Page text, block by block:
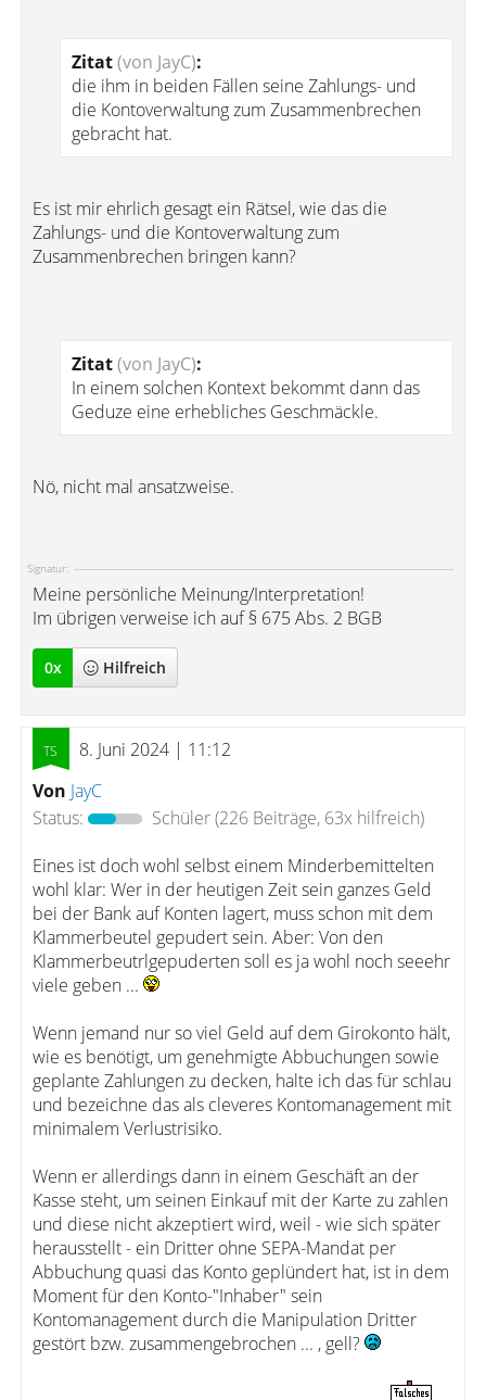
Zitat(von JayC):
die ihm in beiden Fällen seine Zahlungs- und
die Kontoverwaltung zum Zusammenbrechen
gebracht hat.
Es ist mir ehrlich gesagt ein Rätsel, wie das die
Zahlungs- und die Kontoverwaltung zum
Zusammenbrechen bringen kann?
Zitat(von JayC):
In einem solchen Kontext bekommt dann das
Geduze eine erhebliches Geschmäckle.
Nö, nicht mal ansatzweise.
Signatur:
Meine persönliche Meinung/Interpretation!
Im übrigen verweise ich auf § 675 Abs. 2 BGB
0x Hilfreich
8. Juni 2024 | 11:12
Von JayC
Status:
Schüler(226 Beiträge, 63x hilfreich)
Eines ist doch wohl selbst einem Minderbemittelten
wohl klar: Wer in der heutigen Zeit sein ganzes Geld
bei der Bank auf Konten lagert, muss schon mit dem
Klammerbeutel gepudert sein. Aber: Von den
Klammerbeutrlgepuderten soll es ja wohl noch seeehr
viele geben ...
Wenn jemand nur so viel Geld auf dem Girokonto hält,
wie es benötigt, um genehmigte Abbuchungen sowie
geplante Zahlungen zu decken, halte ich das für schlau
und bezeichne das als cleveres Kontomanagement mit
minimalem Verlustrisiko.
Wenn er allerdings dann in einem Geschäft an der
Kasse steht, um seinen Einkauf mit der Karte zu zahlen
und diese nicht akzeptiert wird, weil - wie sich später
herausstellt - ein Dritter ohne SEPA-Mandat per
Abbuchung quasi das Konto geplündert hat, ist in dem
Moment für den Konto-"Inhaber" sein
Kontomanagement durch die Manipulation Dritter
gestört bzw. zusammengebrochen ... , gell?